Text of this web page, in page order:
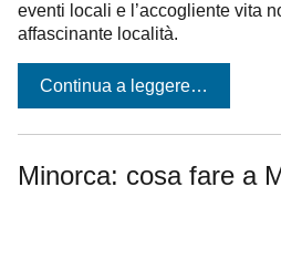
eventi locali e l’accogliente vita
affascinante località.
Continua a leggere…
Minorca: cosa fare a